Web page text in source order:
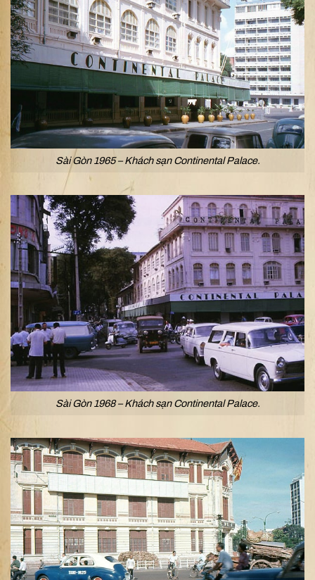
Sài Gòn 1965 – Khách sạn Continental Palace.
Sài Gòn 1968 – Khách sạn Continental Palace.